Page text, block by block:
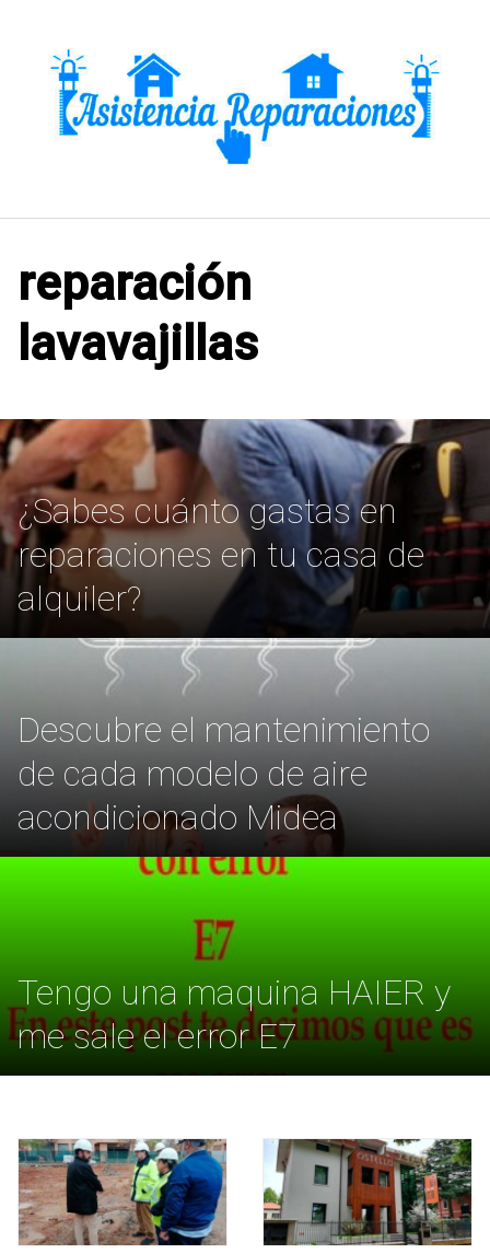
contenido
reparación
lavavajillas
¿Sabes cuánto gastas en
reparaciones en tu casa de
alquiler?
Descubre el mantenimiento
de cada modelo de aire
acondicionado Midea
Tengo una maquina HAIER y
me sale el error E7